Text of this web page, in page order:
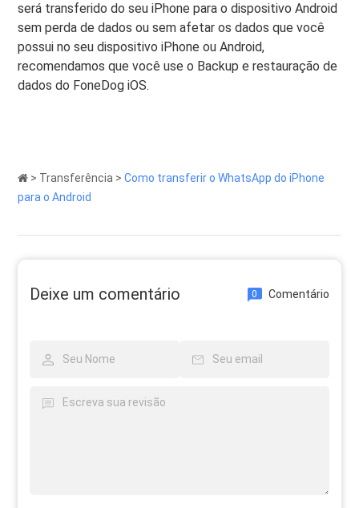
será transferido do seu iPhone para o dispositivo Android
sem perda de dados ou sem afetar os dados que você
possui no seu dispositivo iPhone ou Android,
recomendamos que você use o Backup e restauração de
dados do FoneDog iOS.
> Transferência >Como transferir o WhatsApp do iPhone
para o Android
Deixe um comentário 0 Comentário